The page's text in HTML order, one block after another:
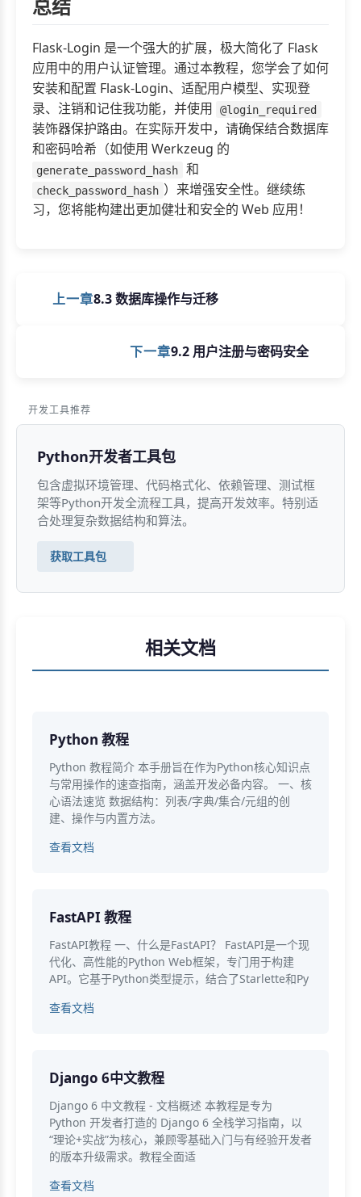
总结
Flask-Login 是一个强大的扩展，极大简化了 Flask
应用中的用户认证管理。通过本教程，您学会了如何
安装和配置 Flask-Login、适配用户模型、实现登
录、注销和记住我功能，并使用
@login_required
装饰器保护路由。在实际开发中，请确保结合数据库
和密码哈希（如使用 Werkzeug 的
generate_password_hash 和
check_password_hash ）来增强安全性。继续练
习，您将能构建出更加健壮和安全的 Web 应用！
上一章8.3 数据库操作与迁移
下一章9.2 用户注册与密码安全
开发工具推荐
Python开发者工具包
包含虚拟环境管理、代码格式化、依赖管理、测试框
架等Python开发全流程工具，提高开发效率。特别适
合处理复杂数据结构和算法。
获取工具包
相关文档
Python 教程
Python 教程简介 本手册旨在作为Python核心知识点
与常用操作的速查指南，涵盖开发必备内容。 一、核
心语法速览 数据结构：列表/字典/集合/元组的创
建、操作与内置方法。
查看文档
FastAPI 教程
FastAPI教程 一、什么是FastAPI？ FastAPI是一个现
代化、高性能的Python Web框架，专门用于构建
API。它基于Python类型提示，结合了Starlette和Py
查看文档
Django 6中文教程
Django 6 中文教程 - 文档概述 本教程是专为
Python 开发者打造的 Django 6 全栈学习指南，以
“理论+实战”为核心，兼顾零基础入门与有经验开发者
的版本升级需求。教程全面适
查看文档